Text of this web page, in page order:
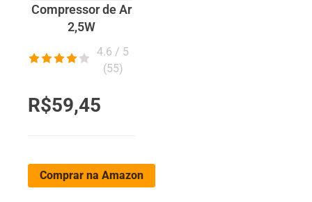
Compressor de Ar
2,5W
4.6 / 5
(55)
R$59,45
Comprar na Amazon